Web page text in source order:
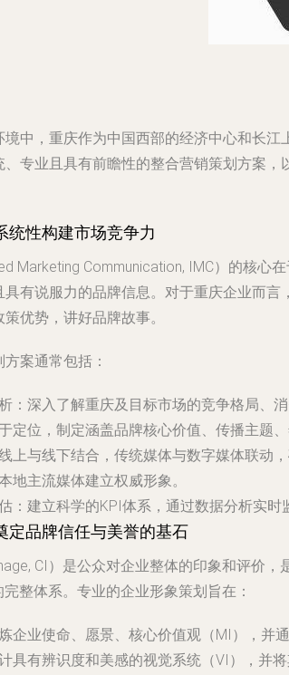
中，重庆作为中国西部的经济中心和长
专业且具有前瞻性的整合营销策划方案
统性构建市场竞争力
Marketing Communication, IMC）的核心
有说服力的品牌信息。对于重庆企业而
优势，讲好品牌故事。
案通常包括：
：深入了解重庆及目标市场的竞争格局、
于定位，制定涵盖品牌核心价值、传播主题
线上与线下结合，传统媒体与数字媒体联动
地主流媒体建立权威形象。
：建立科学的KPI体系，通过数据分析实
定品牌信任与美誉的基石
CI）是公众对企业整体的印象和评价
整体系。专业的企业形象策划旨在：
炼企业使命、愿景、核心价值观（MI），并
计具有辨识度和美感的视觉系统（VI），并